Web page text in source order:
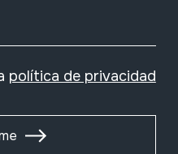
política de privacidad